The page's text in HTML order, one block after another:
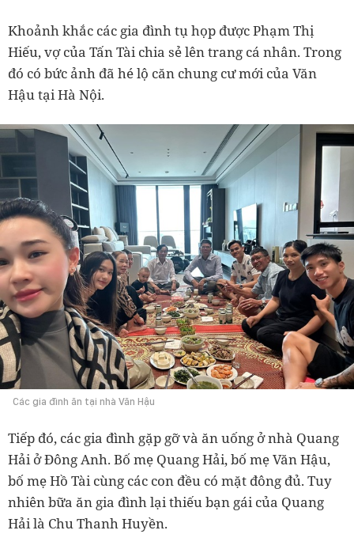
Khoảnh khắc các gia đình tụ họp được Phạm Thị
Hiếu, vợ của Tấn Tài chia sẻ lên trang cá nhân. Trong
đó có bức ảnh đã hé lộ căn chung cư mới của Văn
Hậu tại Hà Nội.
Các gia đình ăn tại nhà Văn Hậu
Tiếp đó, các gia đình gặp gỡ và ăn uống ở nhà Quang
Hải ở Đông Anh. Bố mẹ Quang Hải, bố mẹ Văn Hậu,
bố mẹ Hồ Tài cùng các con đều có mặt đông đủ. Tuy
nhiên bữa ăn gia đình lại thiếu bạn gái của Quang
Hải là Chu Thanh Huyền.